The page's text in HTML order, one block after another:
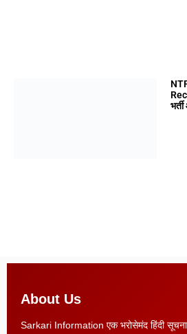
About Us
Sarkari Information एक भरोसेमंद हिंदी सूचना